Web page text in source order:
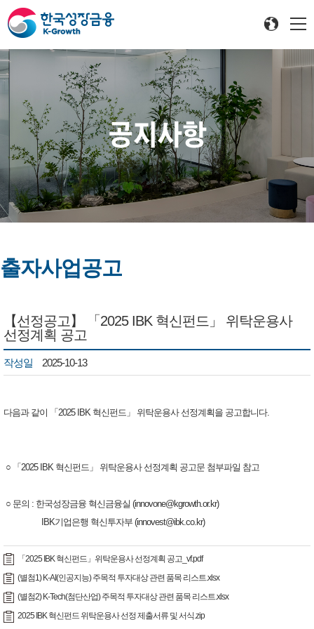
공지사항
출자사업공고
【선정공고】 「2025 IBK 혁신펀드」​ 위탁운용사
선정계획 공고
작성일 2025-10-13
다음과 같이 「2025 IBK 혁신펀드」 위탁운용사 선정계획을 공고합니다.
○ 「2025 IBK 혁신펀드」 위탁운용사 선정계획 공고문 첨부파일 참고
​​ ○ ​문의 : 한국성장금융 혁신금융실 (innovone@kgrowth.or.kr​)
IBK기업은행 혁신투자부 (innovest@ibk.co.kr)​
「2025 IBK 혁신펀드」위탁운용사 선정계획 공고_vf.pdf
(별첨1) K-AI(인공지능) 주목적 투자대상 관련 품목 리스트.xlsx
(별첨2) K-Tech(첨단산업) 주목적 투자대상 관련 품목 리스트.xlsx
2025 IBK 혁신펀드 위탁운용사 선정 제출서류 및 서식.zip